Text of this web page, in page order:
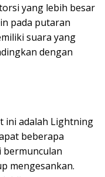
yang lebih besar
pada putaran
suara yang
dengan
ini adalah Lightning
beberapa
mengesankan.